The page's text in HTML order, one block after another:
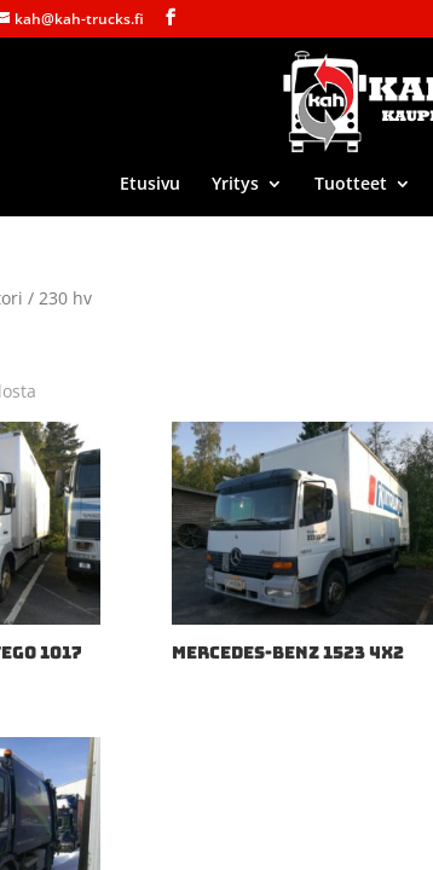
kah@kah-trucks.fi
Etusivu Yritys Tuotteet
/ 230 hv
by
latest
1017 MERCEDES-BENZ 1523 4X2